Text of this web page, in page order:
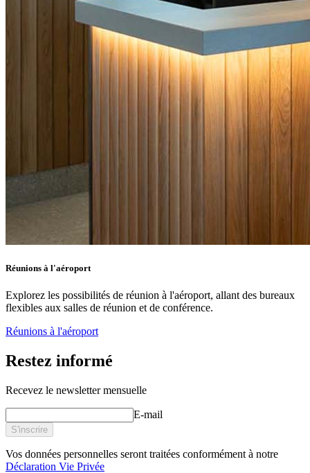
Réunions à l'aéroport
Explorez les possibilités de réunion à l'aéroport, allant des bureaux
flexibles aux salles de réunion et de conférence.
Réunions à l'aéroport
Restez informé
Recevez le newsletter mensuelle
E-mail
S'inscrire
Vos données personnelles seront traitées conformément à notre
Déclaration Vie Privée